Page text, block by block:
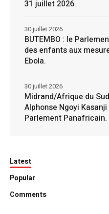
31 juillet 2026.
BUTEMBO : le
des enfants aux
Ebola.
30 juillet 2026
Midrand/Afrique du
Alphonse Ngoyi
Parlement Panafricain.
30 juillet 2026
Latest
Popular
Comments